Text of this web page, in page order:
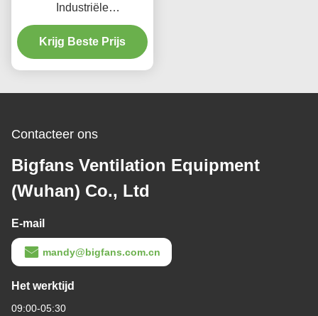
Industriële
Plafondventilator voor
Fabriekswerkplaatsen
Ventilatieventilator
Krijg Beste Prijs
Contacteer ons
Bigfans Ventilation Equipment
(Wuhan) Co., Ltd
E-mail
mandy@bigfans.com.cn
Het werktijd
09:00-05:30